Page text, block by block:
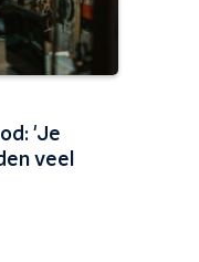
'Je
veel